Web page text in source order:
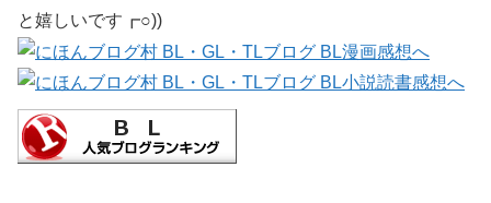
と嬉しいです┏○))